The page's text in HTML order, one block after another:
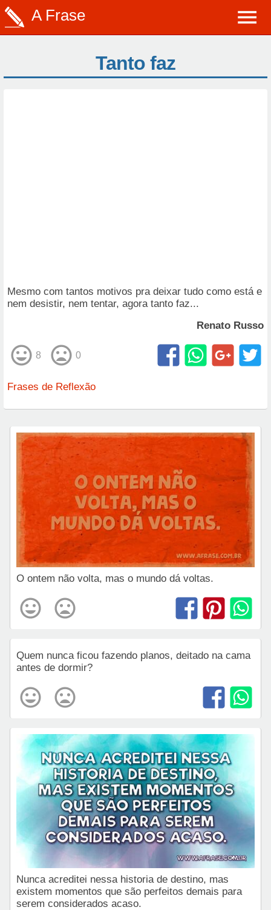
A Frase
Tanto faz
Mesmo com tantos motivos pra deixar tudo como está e
nem desistir, nem tentar, agora tanto faz...
Renato Russo
8 0
Frases de Reflexão
O ontem não volta, mas o mundo dá voltas.
Quem nunca ficou fazendo planos, deitado na cama
antes de dormir?
Nunca acreditei nessa historia de destino, mas
existem momentos que são perfeitos demais para
serem considerados acaso.